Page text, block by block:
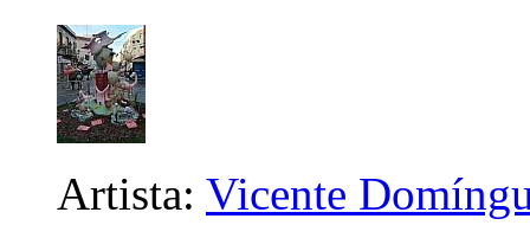
Artista: Vicente